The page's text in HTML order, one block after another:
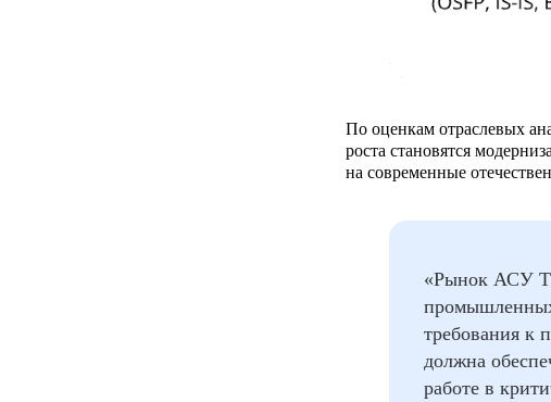
По оценкам отраслевых
роста становятся
на современные
«Рынок АСУ
промышленных
требования к
должна
работе в